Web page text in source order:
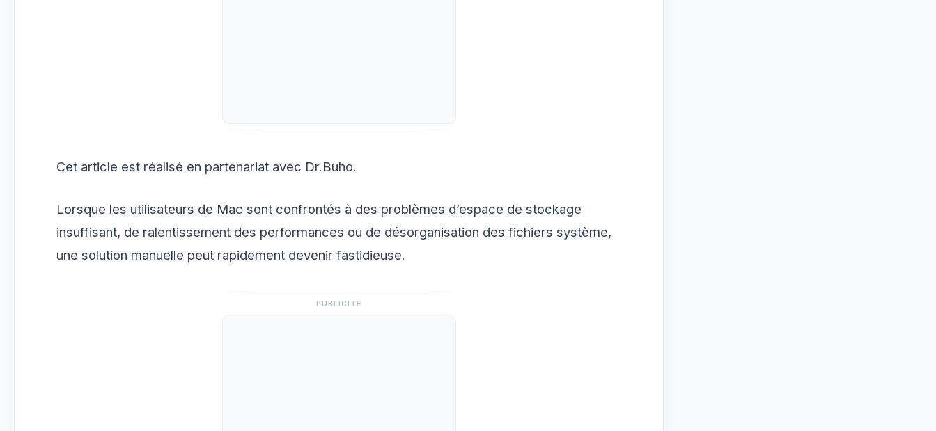
Cet article est réalisé en partenariat avec Dr.Buho.
Lorsque les utilisateurs de Mac sont confrontés à des problèmes d’espace de stockage
insuffisant, de ralentissement des performances ou de désorganisation des fichiers système,
une solution manuelle peut rapidement devenir fastidieuse.
PUBLICITÉ